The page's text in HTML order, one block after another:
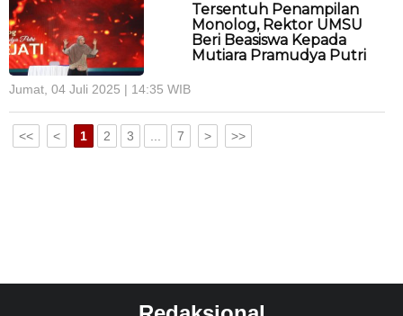
Tersentuh Penampilan
Monolog, Rektor UMSU
Beri Beasiswa Kepada
Mutiara Pramudya Putri
Jumat, 04 Juli 2025 | 14:35 WIB
<< < 1 2 3 7 > >>